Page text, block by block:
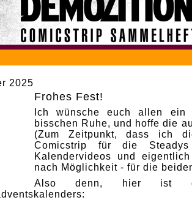
2025
Frohes Fest!
Ich wünsche euch allen ein
bisschen Ruhe, und hoffe die
(Zum Zeitpunkt, dass ich
Comicstrip für die
Kalendervideos und
nach Möglichkeit - für die
Also denn, hier ist